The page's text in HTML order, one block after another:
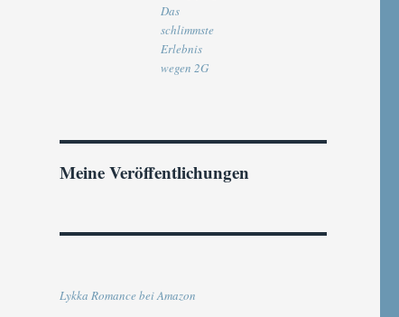
Das
schlimmste
Erlebnis
wegen 2G
Meine Veröffentlichungen
Lykka Romance bei Amazon